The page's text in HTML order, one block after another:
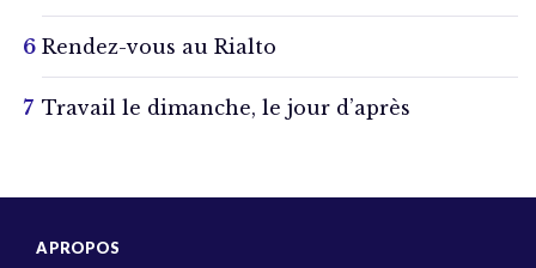
Rendez-vous au Rialto
Travail le dimanche, le jour d’après
A PROPOS